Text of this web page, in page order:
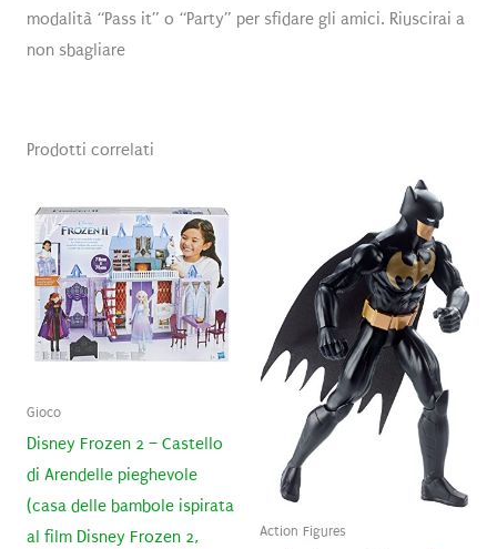
modalità “Pass it” o “Party” per sfidare gli amici. Riuscirai a
non sbagliare
Prodotti correlati
Gioco
Disney Frozen 2 – Castello
di Arendelle pieghevole
(casa delle bambole ispirata
al film Disney Frozen 2,
Action Figures